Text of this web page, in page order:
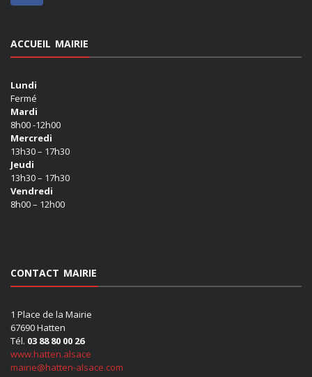
ACCUEIL MAIRIE
Lundi
Fermé
Mardi
8h00 -12h00
Mercredi
13h30 – 17h30
Jeudi
13h30 – 17h30
Vendredi
8h00 – 12h00
CONTACT MAIRIE
1 Place de la Mairie
67690 Hatten
Tél. 03 88 80 00 26
www.hatten.alsace
mairie@hatten-alsace.com